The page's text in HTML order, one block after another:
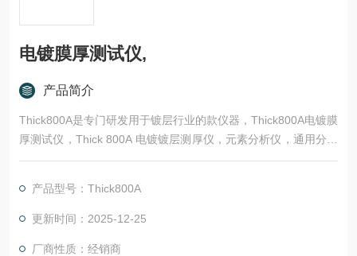
电镀膜厚测试仪,
产品简介
Thick800A是专门研发用于镀层行业的款仪器，Thick800A电镀膜
厚测试仪，Thick 800A 电镀镀层测厚仪，元素分析仪，通用分析
仪器，可自动软件操作，可多点测试，由软件控制仪器的测试
件，在镀层行业中可谓大展身手。
产品型号：Thick800A
更新时间：2025-12-25
厂商性质：经销商